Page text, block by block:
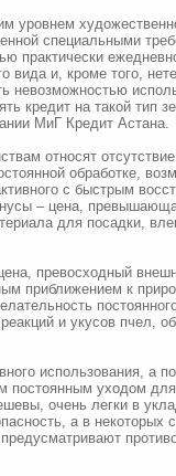
уровнем
специальными
практически
вида и, кроме того,
невозможностью
кредит на такой тип
МиГ Кредит Астана.
относят отсутствие
обработке,
с быстрым
– цена,
для посадки,
превосходный
приближением к
и укусов пчел,
использования, а
постоянным уходом
очень легки в
а в некоторых